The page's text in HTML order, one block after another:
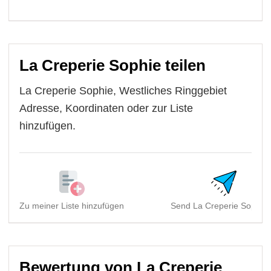
La Creperie Sophie teilen
La Creperie Sophie, Westliches Ringgebiet
Adresse, Koordinaten oder zur Liste
hinzufügen.
Zu meiner Liste hinzufügen Send La Creperie
Bewertung von La Creperie